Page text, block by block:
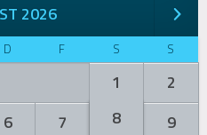
2026
D F S S
1
2
6 7 8
9